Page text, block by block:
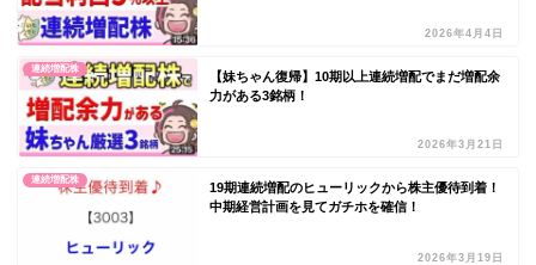
2026年4月4日
連続増配株
【妹ちゃん復帰】10期以上連続増配でまだ増配余
力がある3銘柄！
2026年3月21日
連続増配株
19期連続増配のヒューリックから株主優待到着！
中期経営計画を見てガチホを確信！
2026年3月19日